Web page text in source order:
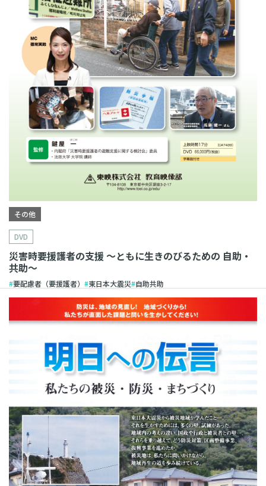
その他
DVD
災害時要援護者の支援 〜ともに生きのびるための 自助・
共助〜
要配慮者（要援護者） 東日本大震災 自助共助